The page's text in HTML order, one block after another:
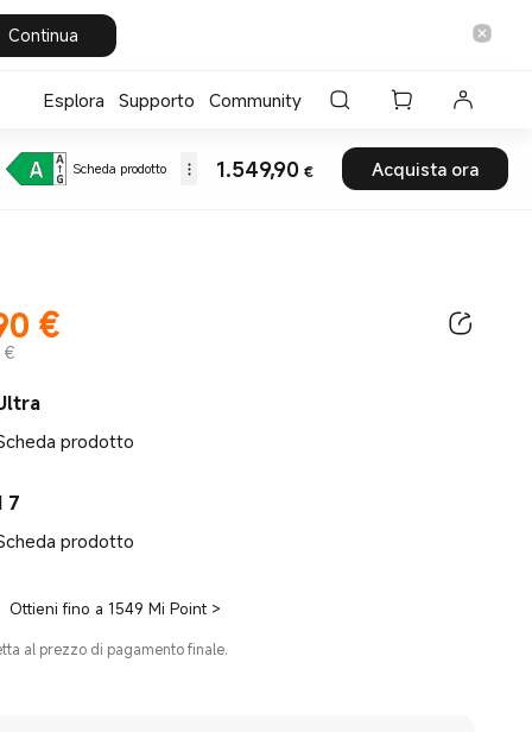
Continua
Esplora Supporto Community
Scheda prodotto 1.549,90 € Current Price
Acquista ora
€
€
prodotto
7
prodotto
Ottieni fino a 1549 Mi Point >
al prezzo di pagamento finale.